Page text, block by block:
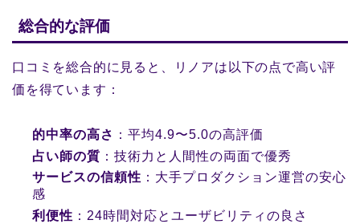
総合的な評価
口コミを総合的に見ると、リノアは以下の点で高い評
価を得ています：
的中率の高さ ：平均4.9〜5.0の高評価
占い師の質 ：技術力と人間性の両面で優秀
サービスの信頼性 ：大手プロダクション運営の安心
感
利便性 ：24時間対応とユーザビリティの良さ